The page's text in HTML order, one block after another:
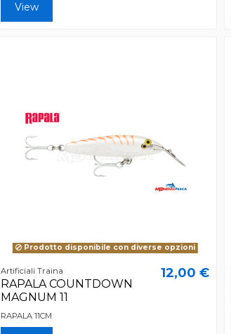
View
Prodotto disponibile con diverse opzioni
Artificiali Traina
RAPALA COUNTDOWN
MAGNUM 11
12,00 €
RAPALA 11CM